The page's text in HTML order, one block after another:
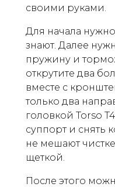
своими руками.
Для начала нужно
знают. Далее
пружину и
открутите два
вместе с
только два
головкой Torso
суппорт и снять
не мешают
щеткой.
После этого